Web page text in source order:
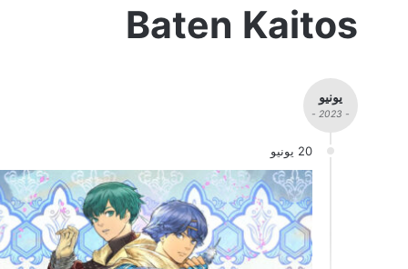
Baten Kaitos
يونيو
- 2023 -
20 يونيو